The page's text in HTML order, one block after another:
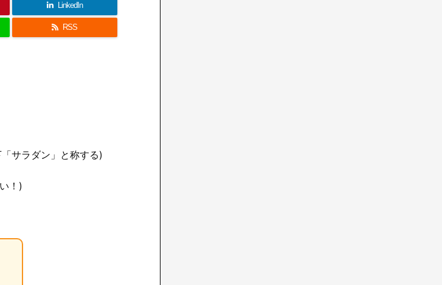
LinkedIn
RSS
サラダン」と称する)
！)